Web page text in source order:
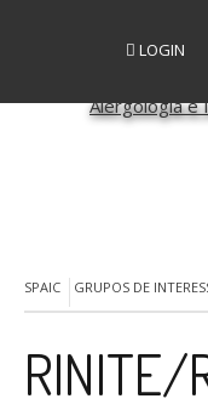
LOGIN
SPAIC GRUPOS DE
RINITE/